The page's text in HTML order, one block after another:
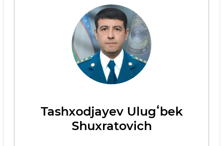
Tashxodjayev Ulugʻbek
Shuxratovich